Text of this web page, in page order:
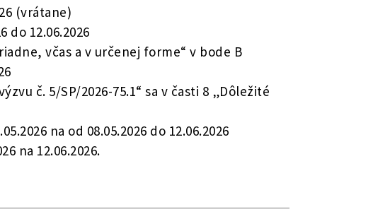
(vrátane)
do 12.06.2026
včas a v určenej forme“ v bode B
č. 5/SP/2026-75.1“ sa v časti 8 „Dôležité
na od 08.05.2026 do 12.06.2026
na 12.06.2026.